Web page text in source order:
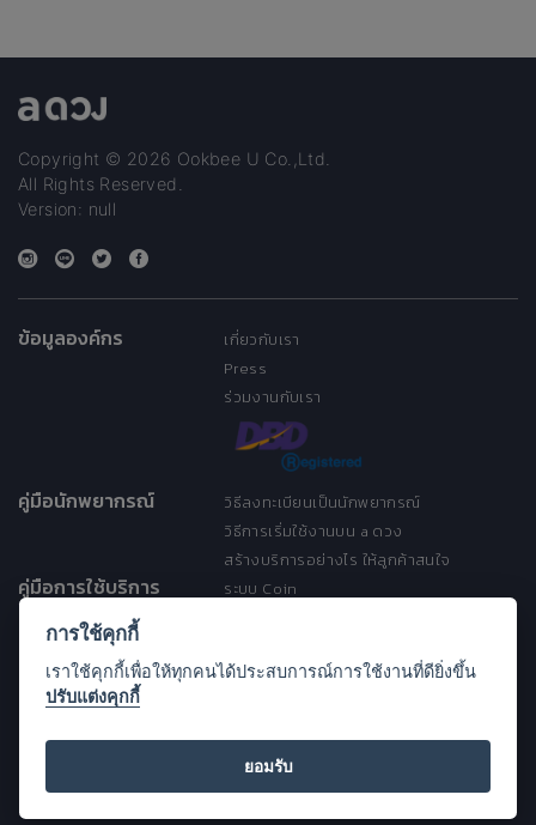
Copyright © 2026 Ookbee U Co.,Ltd.
All Rights Reserved.
Version: null
ข้อมูลองค์กร
เกี่ยวกับเรา
Press
ร่วมงานกับเรา
คู่มือนักพยากรณ์
วิธีลงทะเบียนเป็นนักพยากรณ์
วิธีการเริ่มใช้งานบน a ดวง
สร้างบริการอย่างไร ให้ลูกค้าสนใจ
คู่มือการใช้บริการ
ระบบ Coin
ประกาศการคุ้มครองข้อมูลส่วนบุคคล
Open Source License
FAQ
การใช้คุกกี้
เราใช้คุกกี้เพื่อให้ทุกคนได้ประสบการณ์การใช้งานที่ดียิ่งขึ้น
ปรับแต่งคุกกี้
ยอมรับ